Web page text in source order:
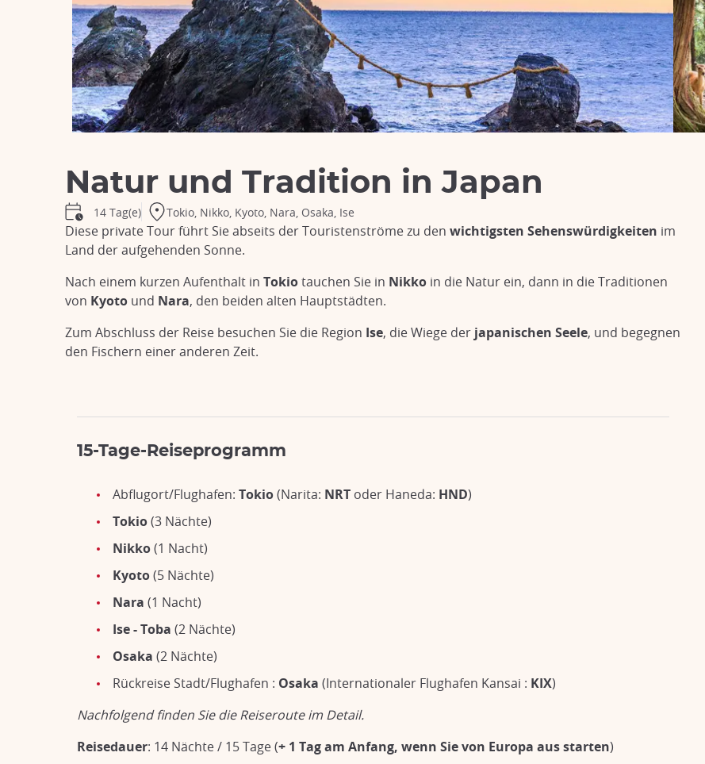
Natur und Tradition in Japan
14 Tag(e) Tokio, Nikko, Kyoto, Nara, Osaka, Ise
Diese private Tour führt Sie abseits der Touristenströme zu den wichtigsten Sehenswürdigkeiten im
Land der aufgehenden Sonne.
Nach einem kurzen Aufenthalt in Tokiotauchen Sie in Nikko in die Natur ein, dann in die Traditionen
von Kyoto und Nara, den beiden alten Hauptstädten.
Zum Abschluss der Reise besuchen Sie die Region Ise, die Wiege der japanischen Seele, und begegnen
den Fischern einer anderen Zeit.
15-Tage-Reiseprogramm
Abflugort/Flughafen: Tokio(Narita: NRT oder Haneda: HND)
Tokio(3 Nächte)
Nikko(1 Nacht)
Kyoto(5 Nächte)
Nara (1 Nacht)
Ise - Toba (2 Nächte)
Osaka (2 Nächte)
Rückreise Stadt/Flughafen : Osaka (Internationaler Flughafen Kansai : KIX)
Nachfolgend finden Sie die Reiseroute im Detail.
Reisedauer: 14 Nächte / 15 Tage (+ 1 Tag am Anfang, wenn Sie von Europa aus starten)